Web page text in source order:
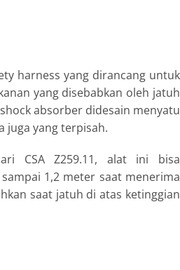
harness yang dirancang untuk
yang disebabkan oleh jatuh
shock absorber didesain menyatu
juga yang terpisah.
CSA Z259.11, alat ini bisa
1,2 meter saat menerima
saat jatuh di atas ketinggian